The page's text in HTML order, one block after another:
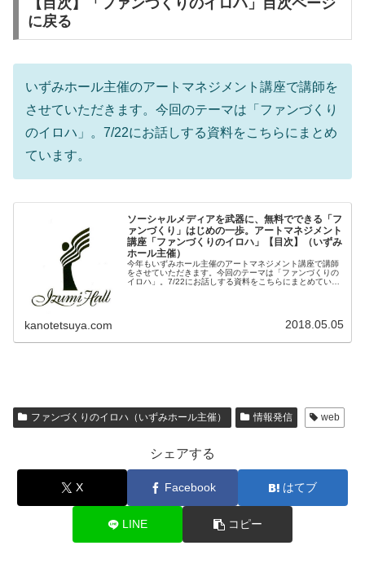
に戻る
いずみホール主催のアートマネジメント講座で講師を
させていただきます。今回のテーマは「ファンづくり
のイロハ」。7/22にお話しする資料をこちらにまとめ
ています。
ソーシャルメディアを武器に、無料でできる「フ
ァンづくり」はじめの一歩。アートマネジメント
講座「ファンづくりのイロハ」【目次】（いずみ
ホール主催）
今年もいずみホール主催のアートマネジメント講座で講師
をさせていただきます。今回のテーマは「ファンづくりの
イロハ」。7/22にお話しする資料をこちらにまとめていき
kanotetsuya.com 2018.05.05
ファンづくりのイロハ（いずみホール主催） 情報発信 web
シェアする
X Facebook はてブ
LINE コピー